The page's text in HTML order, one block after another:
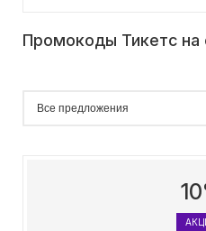
Промокоды Тикетс на